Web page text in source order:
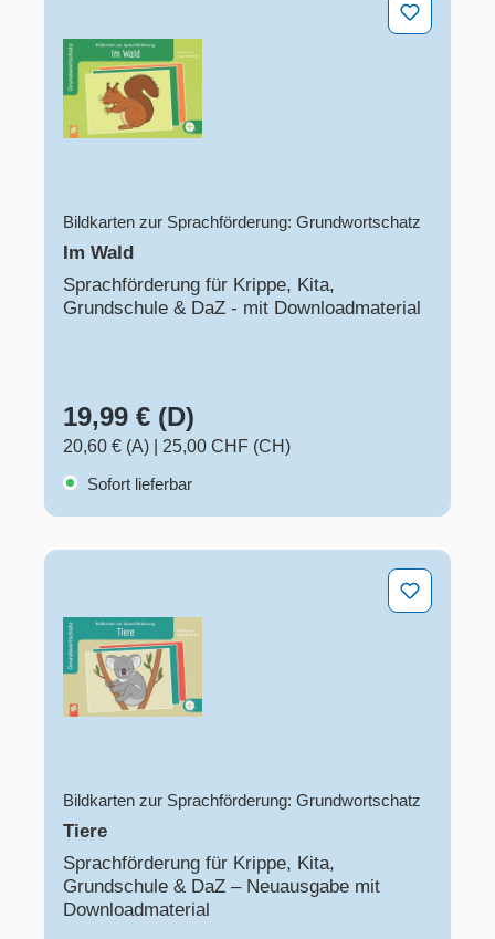
Bildkarten zur Sprachförderung: Grundwortschatz
Im Wald
Sprachförderung für Krippe, Kita,
Grundschule & DaZ - mit Downloadmaterial
19,99 € (D)
20,60 € (A)
25,00 CHF (CH)
Sofort lieferbar
Bildkarten zur Sprachförderung: Grundwortschatz
Tiere
Sprachförderung für Krippe, Kita,
Grundschule & DaZ – Neuausgabe mit
Downloadmaterial